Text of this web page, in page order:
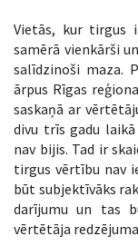
Vietās, kur tirgus
samērā vienkārši
salīdzinoši maza.
ārpus Rīgas
saskaņā ar
divu trīs gadu
nav bijis. Tad ir
tirgus vērtību nav
būt subjektīvāks
darījumu un tas
vērtētāja